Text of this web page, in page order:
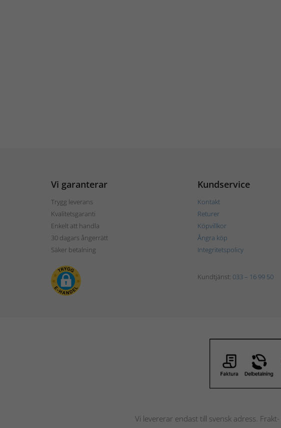
Vi garanterar
Trygg leverans
Kvalitetsgaranti
Enkelt att handla
30 dagars ångerrätt
Säker betalning
Kundservice
Kontakt
Returer
Köpvillkor
Ångra köp
Integritetspolicy
Kundtjänst: 033 – 16 99 50
Vi levererar endast till svensk adress.